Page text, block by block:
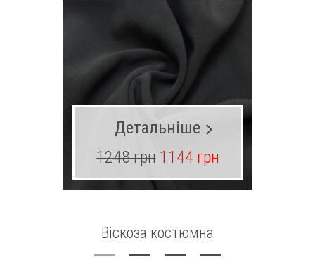
Віскоза костюмна
Детальніше
1248 грн 1144 грн